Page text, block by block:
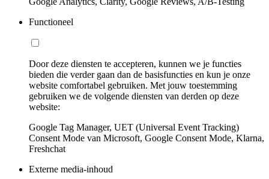
Functioneel
Door deze diensten te accepteren, kunnen we je functies
bieden die verder gaan dan de basisfuncties en kun je onze
website comfortabel gebruiken. Met jouw toestemming
gebruiken we de volgende diensten van derden op deze
website:
Google Tag Manager, UET (Universal Event Tracking)
Consent Mode van Microsoft, Google Consent Mode, Klarna,
Freshchat
Externe media-inhoud